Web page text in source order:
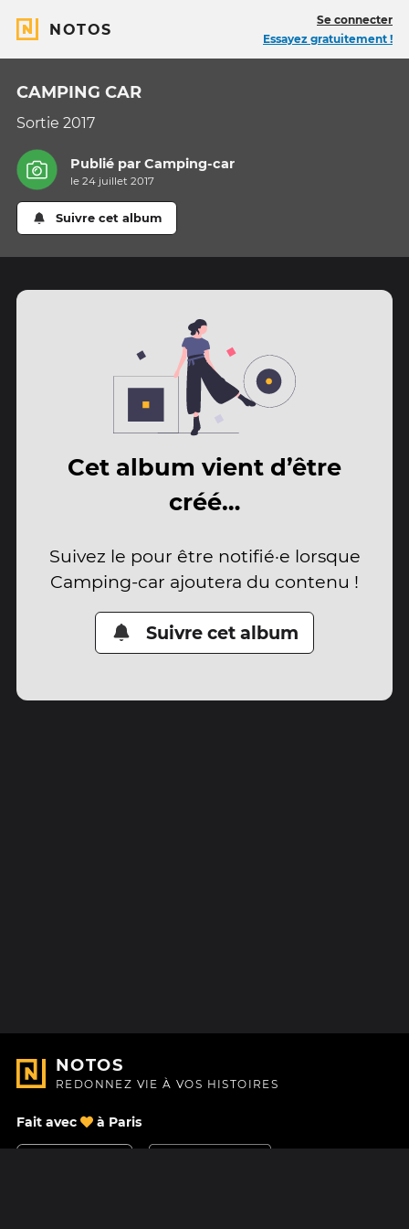
NOTOS
Se connecter
Essayez gratuitement !
CAMPING CAR
Sortie 2017
Publié parCamping-car
le 24 juillet 2017
Suivre cet album
Cet album vient d’être
créé…
Suivez le pour être notifié·e lorsque
Camping-car ajoutera du contenu !
Suivre cet album
NOTOS
REDONNEZ VIE À VOS HISTOIRES
Fait avec à Paris